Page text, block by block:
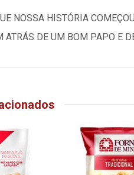
NOSSA HISTÓRIA
ATRÁS DE UM BOM PAPO E